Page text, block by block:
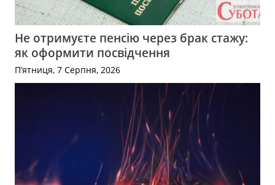
Не отримуєте пенсію через брак стажу:
як оформити посвідчення
П’ятниця, 7 Серпня, 2026